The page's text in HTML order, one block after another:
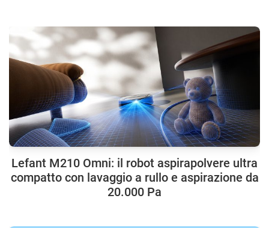
Lefant M210 Omni: il robot aspirapolvere ultra
compatto con lavaggio a rullo e aspirazione da
20.000 Pa